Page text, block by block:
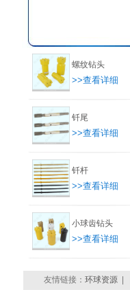
螺纹钻头
>>查看详细
钎尾
>>查看详细
钎杆
>>查看详细
小球齿钻头
>>查看详细
友情链接： 环球资源|